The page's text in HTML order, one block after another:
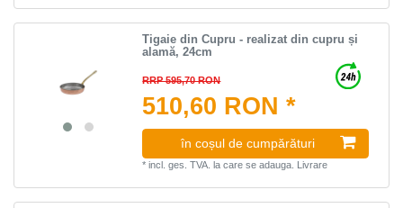
Tigaie din Cupru - realizat din cupru și
alamă, 24cm
RRP 595,70 RON
510,60 RON *
în coșul de cumpărături
*incl. ges. TVA. la care se adauga. Livrare